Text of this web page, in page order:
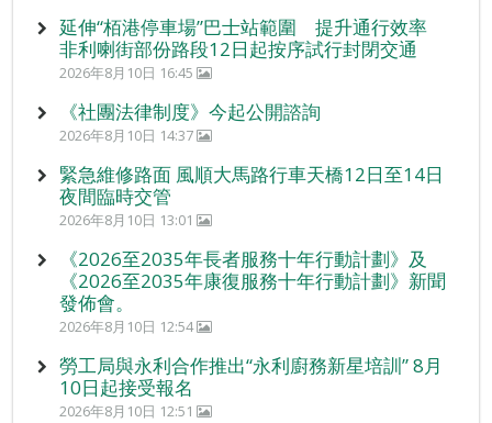
延伸“栢港停車場”巴士站範圍 提升通行效率
非利喇街部份路段12日起按序試行封閉交通
2026年8月10日 16:45
《社團法律制度》今起公開諮詢
2026年8月10日 14:37
緊急維修路面 風順大馬路行車天橋12日至14日
夜間臨時交管
2026年8月10日 13:01
《2026至2035年長者服務十年行動計劃》及
《2026至2035年康復服務十年行動計劃》新聞
發佈會。
2026年8月10日 12:54
勞工局與永利合作推出“永利廚務新星培訓” 8月
10日起接受報名
2026年8月10日 12:51